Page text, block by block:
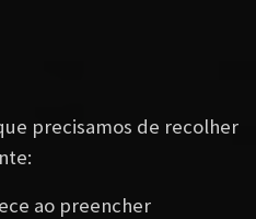
precisamos de recolher
ao preencher